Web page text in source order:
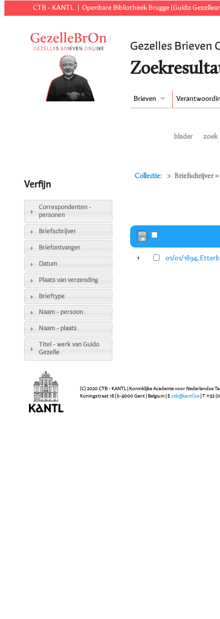
CTB - KANTL Openbare Bibliotheek Brugge (Guido
Gezelles Brieven
Brieven
blader zoek
Collectie: Briefschrijver
1 01/01/1894,
Verfijn
Correspondenten -
personen
Briefschrijver
Briefontvanger
Datum
Plaats van verzending
Brieftype
Naam - persoon
Naam - plaats
Titel - werk van Guido
Gezelle
(C) 2020 CTB - KANTL | Koninklijke Academie voor Nederlandse
Koningstraat 18 | b-9000 Gent | Belgium | E ctb@kantl.be | T +32